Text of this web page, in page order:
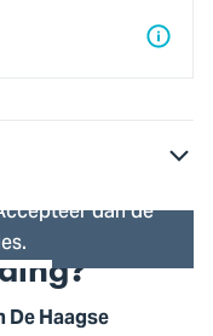
dan de
De Haagse